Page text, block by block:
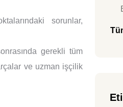
sorunlar,
gerekli tüm
ve uzman işçilik